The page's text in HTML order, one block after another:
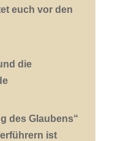
euch vor den
die
des Glaubens“
ist